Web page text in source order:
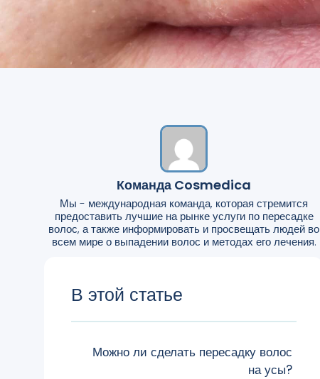
Команда Cosmedica
Мы - международная команда, которая стремится
предоставить лучшие на рынке услуги по пересадке
волос, а также информировать и просвещать людей во
всем мире о выпадении волос и методах его лечения.
В этой статье
Можно ли сделать пересадку волос
на усы?